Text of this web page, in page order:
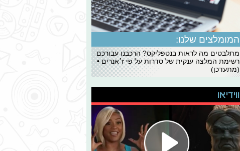
המומלצים שלנו:
מתלבטים מה לראות בנטפליקס? הרכבנו עבורכם
רשימת המלצה ענקית של סדרות על פי ז׳אנרים •
(מתעדכן)
ווידיאו